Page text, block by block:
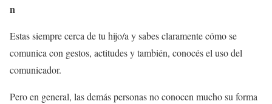
n
Estas siempre cerca de tu hijo/a y sabes claramente cómo se
comunica con gestos, actitudes y también, conocés el uso del
comunicador.
Pero en general, las demás personas no conocen mucho su forma